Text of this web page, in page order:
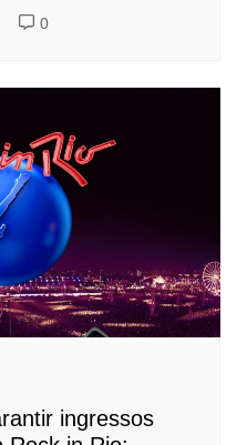
0
ingressos